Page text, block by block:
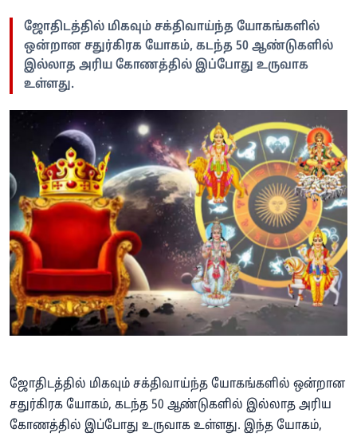
ஜோதிடத்தில் மிகவும் சக்திவாய்ந்த யோகங்களில்
ஒன்றான சதுர்கிரக யோகம், கடந்த 50 ஆண்டுகளில்
இல்லாத அரிய கோணத்தில் இப்போது உருவாக
உள்ளது.
ஜோதிடத்தில் மிகவும் சக்திவாய்ந்த யோகங்களில் ஒன்றான
சதுர்கிரக யோகம், கடந்த 50 ஆண்டுகளில் இல்லாத அரிய
கோணத்தில் இப்போது உருவாக உள்ளது. இந்த யோகம்,